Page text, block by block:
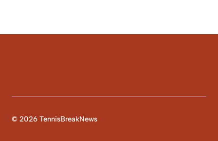
© 2026 TennisBreakNews